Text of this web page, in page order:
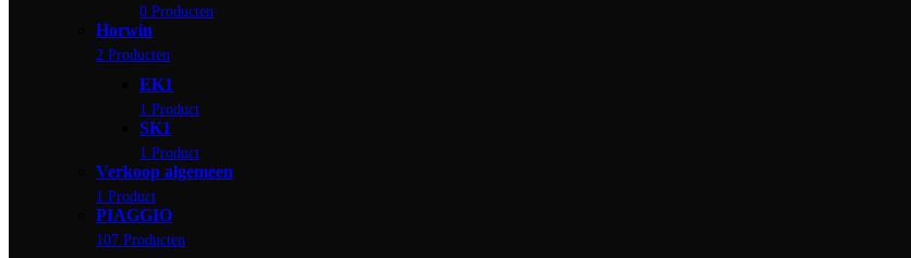
0 Producten
Horwin
2 Producten
EK1
1 Product
SK1
1 Product
Verkoop algemeen
1 Product
PIAGGIO
107 Producten